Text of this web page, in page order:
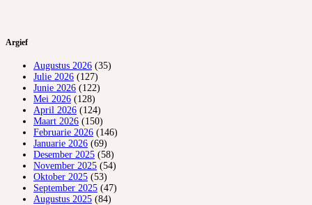
Argief
Augustus 2026 (35)
Julie 2026 (127)
Junie 2026 (122)
Mei 2026 (128)
April 2026 (124)
Maart 2026 (150)
Februarie 2026 (146)
Januarie 2026 (69)
Desember 2025 (58)
November 2025 (54)
Oktober 2025 (53)
September 2025 (47)
Augustus 2025 (84)